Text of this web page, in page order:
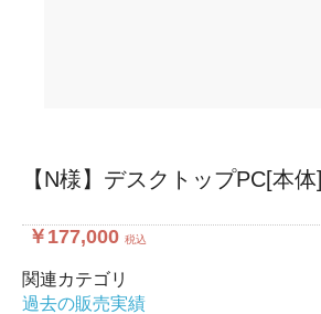
【N様】デスクトップPC[本体]
￥177,000 税込
関連カテゴリ
過去の販売実績